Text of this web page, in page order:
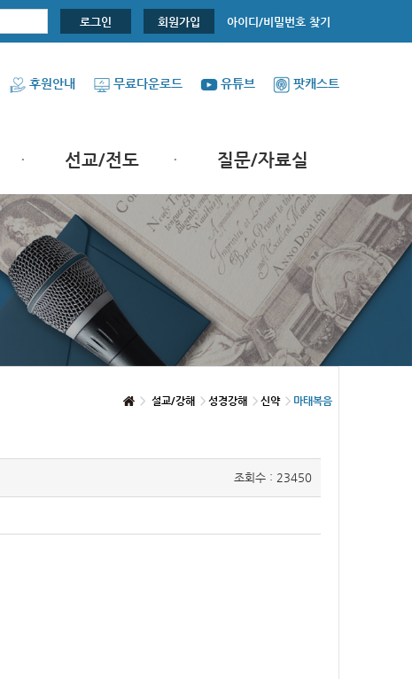
로그인 회원가입 아이디/비밀번호 찾기
후원안내 무료다운로드 유튜브 팟캐스트
선교/전도 질문/자료실
설교/강해 성경강해 신약 마태복음
조회수 : 23450